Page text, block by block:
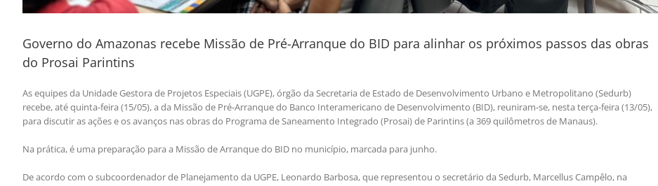
Governo do Amazonas recebe Missão de Pré-Arranque do BID para alinhar os próximos passos das obras
do Prosai Parintins
As equipes da Unidade Gestora de Projetos Especiais (UGPE), órgão da Secretaria de Estado de Desenvolvimento Urbano e Metropolitano (Sedurb)
recebe, até quinta-feira (15/05), a da Missão de Pré-Arranque do Banco Interamericano de Desenvolvimento (BID), reuniram-se, nesta terça-feira (13/05),
para discutir as ações e os avanços nas obras do Programa de Saneamento Integrado (Prosai) de Parintins (a 369 quilômetros de Manaus).
Na prática, é uma preparação para a Missão de Arranque do BID no município, marcada para junho.
De acordo com o subcoordenador de Planejamento da UGPE, Leonardo Barbosa, que representou o secretário da Sedurb, Marcellus Campêlo, na